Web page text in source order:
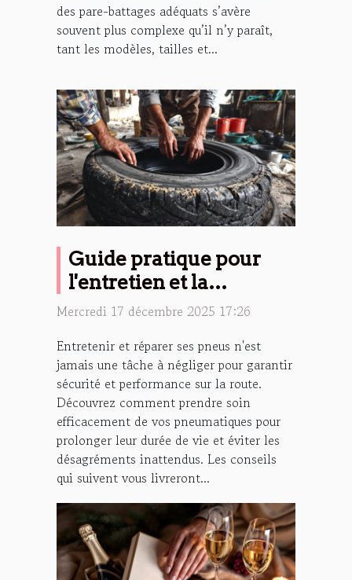
des pare-battages adéquats s’avère
souvent plus complexe qu’il n’y paraît,
tant les modèles, tailles et...
Guide pratique pour
l'entretien et la
réparation de vos pneus
Mercredi 17 décembre 2025 17:26
Entretenir et réparer ses pneus n'est
jamais une tâche à négliger pour garantir
sécurité et performance sur la route.
Découvrez comment prendre soin
efficacement de vos pneumatiques pour
prolonger leur durée de vie et éviter les
désagréments inattendus. Les conseils
qui suivent vous livreront...